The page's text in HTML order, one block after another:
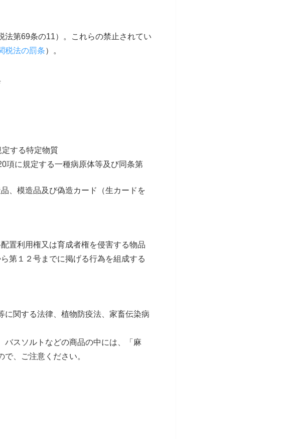
第69条の11）。これらの禁止されてい
税法の罰条）。
する特定物質
項に規定する一種病原体等及び同条第
、模造品及び偽造カード（生カードを
置利用権又は育成者権を侵害する物品
第１２号までに掲げる行為を組成する
関する法律、植物防疫法、家畜伝染病
スソルトなどの商品の中には、「麻
、ご注意ください。